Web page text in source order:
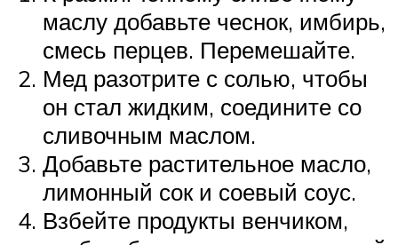
маслу добавьте чеснок, имбирь,
смесь перцев. Перемешайте.
Мед разотрите с солью, чтобы
он стал жидким, соедините со
сливочным маслом.
Добавьте растительное масло,
лимонный сок и соевый соус.
Взбейте продукты венчиком,